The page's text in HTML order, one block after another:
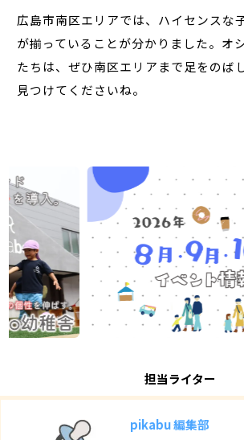
広島市南区エリアでは、ハイセンスな
が揃っていることが分かりました。オ
たちは、ぜひ南区エリアまで足をのば
見つけてくださいね。
担当ライター
pikabu 編集部